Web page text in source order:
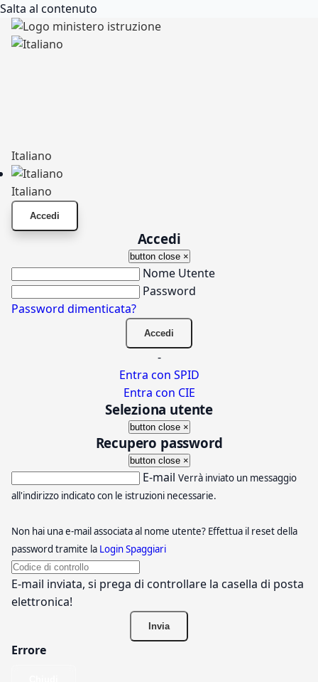
Salta al contenuto
Italiano
Italiano
Accedi
Accedi
button close ×
Nome Utente
Password
Password dimenticata?
-
Entra con SPID
Entra con CIE
Seleziona utente
button close ×
Recupero password
button close ×
E-mail Verrà inviato un messaggio
all'indirizzo indicato con le istruzioni necessarie.
Non hai una e-mail associata al nome utente? Effettua il reset della
password tramite la Login Spaggiari
E-mail inviata, si prega di controllare la casella di posta
elettronica!
Errore